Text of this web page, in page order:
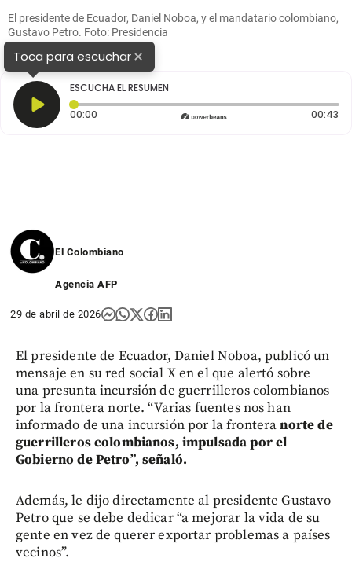
El presidente de Ecuador, Daniel Noboa, y el mandatario colombiano,
Gustavo Petro. Foto: Presidencia
Toca para escuchar×
ESCUCHA EL RESUMEN
00:00 Tiempo transcurrido: 0 segundos 00:43
El Colombiano
Agencia AFP
29 de abril de 2026
El presidente de Ecuador, Daniel Noboa, publicó un
mensaje en su red social X en el que alertó sobre
una presunta incursión de guerrilleros colombianos
por la frontera norte. “Varias fuentes nos han
informado de una incursión por la fronteranorte de
guerrilleros colombianos, impulsada por el
Gobierno de Petro”, señaló.
Además, le dijo directamente al presidente Gustavo
Petro que se debe dedicar “a mejorar la vida de su
gente en vez de querer exportar problemas a países
vecinos”.